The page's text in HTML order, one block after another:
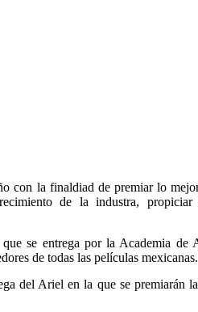
con la finaldiad de premiar lo
de la industra,
se entrega por la Academia de
de todas las películas mexicanas.
del Ariel en la que se premiarán